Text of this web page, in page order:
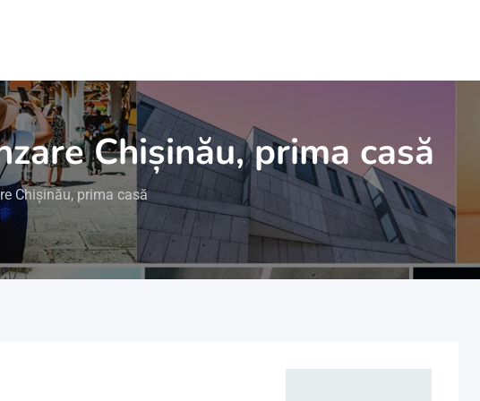
Chișinău, prima casă
Chișinău, prima casă